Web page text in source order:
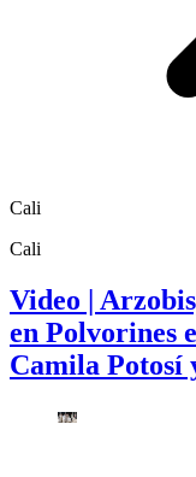
Cali
Cali
Video |
en Polvorines
Camila Potosí